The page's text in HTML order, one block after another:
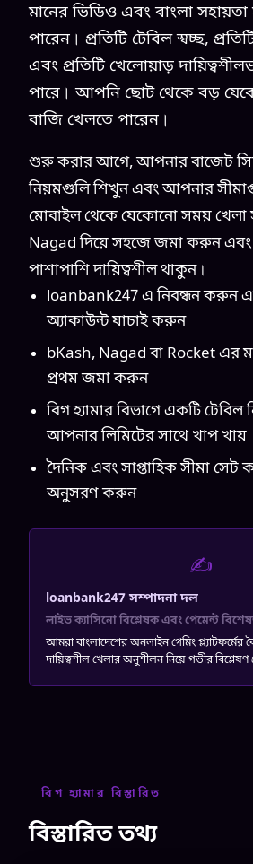
মানের ভিডিও এবং বাংলা
পারেন। প্রতিটি টেবিল স্বচ্ছ,
এবং প্রতিটি খেলোয়াড়
পারে। আপনি ছোট থেকে বড়
বাজি খেলতে পারেন।
শুরু করার আগে, আপনার বাজেট
নিয়মগুলি শিখুন এবং আপনার
মোবাইল থেকে যেকোনো সময় খেলা
Nagad দিয়ে সহজে জমা করুন
পাশাপাশি দায়িত্বশীল থাকুন।
loanbank247 এ নিবন্ধন করুন
অ্যাকাউন্ট যাচাই করুন
bKash, Nagad বা Rocket এর
প্রথম জমা করুন
বিগ হ্যামার বিভাগে একটি টেবিল
আপনার লিমিটের সাথে খাপ খায়
দৈনিক এবং সাপ্তাহিক সীমা
অনুসরণ করুন
loanbank247 সম্পাদনা দল
লাইভ ক্যাসিনো বিশ্লেষক এবং পেমেন্ট
আমরা বাংলাদেশের অনলাইন গেমিং প্ল্যাটফর্মের
দায়িত্বশীল খেলার অনুশীলন নিয়ে গভীর বিশ্লেষণ
বিগ হ্যামার বিস্তারিত
বিস্তারিত তথ্য